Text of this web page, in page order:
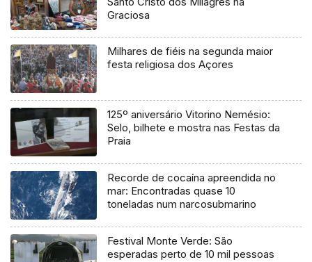
Graciosa
Milhares de fiéis na segunda maior
festa religiosa dos Açores
125º aniversário Vitorino Nemésio:
Selo, bilhete e mostra nas Festas da
Praia
Recorde de cocaína apreendida no
mar: Encontradas quase 10
toneladas num narcosubmarino
Festival Monte Verde: São
esperadas perto de 10 mil pessoas